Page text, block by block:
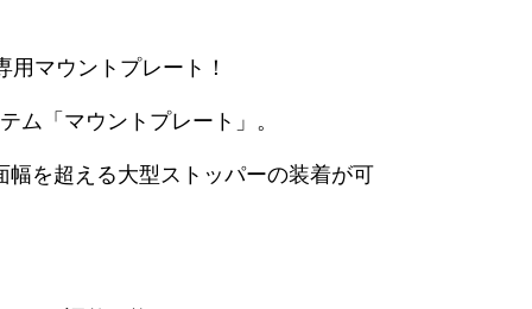
マウントプレート！
ム「マウントプレート」。
を超える大型ストッパーの装着が可